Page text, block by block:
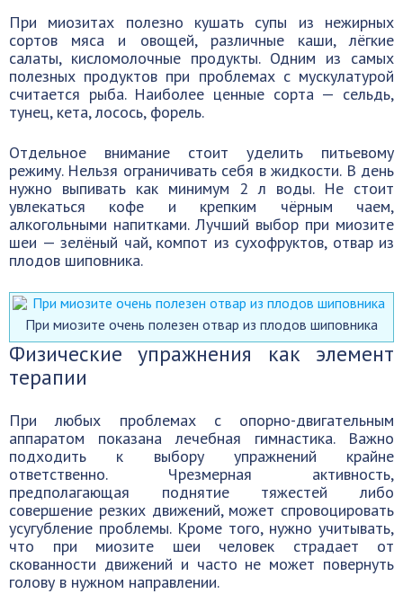
При миозитах полезно кушать супы из нежирных
сортов мяса и овощей, различные каши, лёгкие
салаты, кисломолочные продукты. Одним из самых
полезных продуктов при проблемах с мускулатурой
считается рыба. Наиболее ценные сорта — сельдь,
тунец, кета, лосось, форель.
Отдельное внимание стоит уделить питьевому
режиму. Нельзя ограничивать себя в жидкости. В день
нужно выпивать как минимум 2 л воды. Не стоит
увлекаться кофе и крепким чёрным чаем,
алкогольными напитками. Лучший выбор при миозите
шеи — зелёный чай, компот из сухофруктов, отвар из
плодов шиповника.
При миозите очень полезен отвар из плодов шиповника
Физические упражнения как элемент
терапии
При любых проблемах с опорно-двигательным
аппаратом показана лечебная гимнастика. Важно
подходить к выбору упражнений крайне
ответственно. Чрезмерная активность,
предполагающая поднятие тяжестей либо
совершение резких движений, может спровоцировать
усугубление проблемы. Кроме того, нужно учитывать,
что при миозите шеи человек страдает от
скованности движений и часто не может повернуть
голову в нужном направлении.